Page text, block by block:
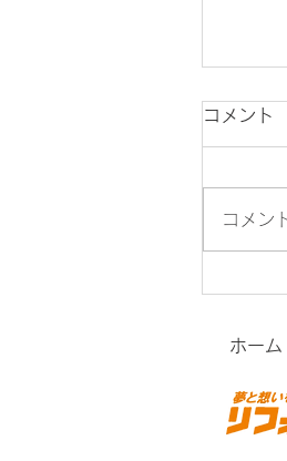
キッ
の設置
コメント
コメン
ホーム